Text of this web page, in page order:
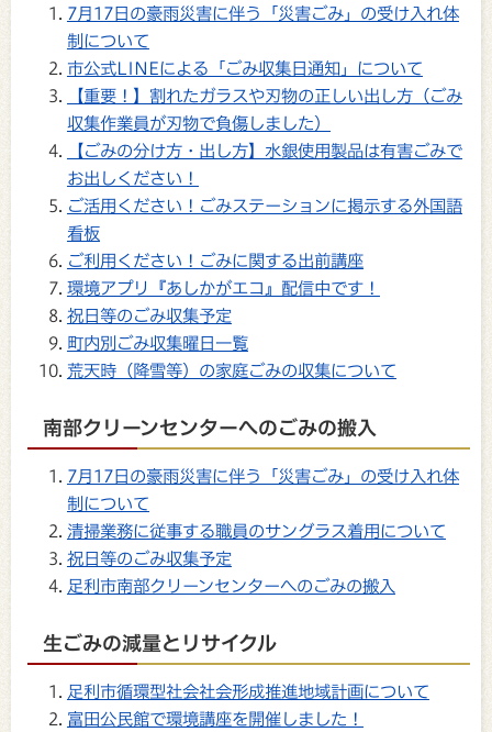
7月17日の豪雨災害に伴う「災害ごみ」の受け入れ体
制について
市公式LINEによる「ごみ収集日通知」について
【重要！】割れたガラスや刃物の正しい出し方（ごみ
収集作業員が刃物で負傷しました）
【ごみの分け方・出し方】水銀使用製品は有害ごみで
お出しください！
ご活用ください！ごみステーションに掲示する外国語
看板
ご利用ください！ごみに関する出前講座
環境アプリ『あしかがエコ』配信中です！
祝日等のごみ収集予定
町内別ごみ収集曜日一覧
荒天時（降雪等）の家庭ごみの収集について
南部クリーンセンターへのごみの搬入
7月17日の豪雨災害に伴う「災害ごみ」の受け入れ体
制について
清掃業務に従事する職員のサングラス着用について
祝日等のごみ収集予定
足利市南部クリーンセンターへのごみの搬入
生ごみの減量とリサイクル
足利市循環型社会社会形成推進地域計画について
富田公民館で環境講座を開催しました！